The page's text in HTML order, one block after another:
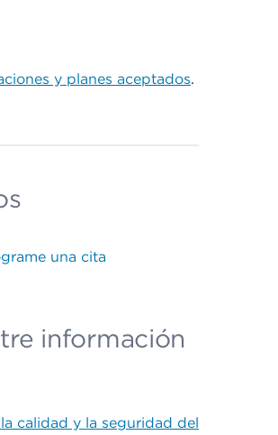
y planes aceptados.
una cita
información
calidad y la seguridad del